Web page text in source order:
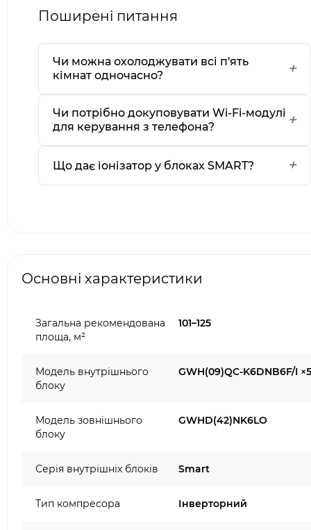
Поширені питання
Чи можна охолоджувати всі п'ять
кімнат одночасно?
Чи потрібно докуповувати Wi-Fi-модулі
для керування з телефона?
Що дає іонізатор у блоках SMART?
Основні характеристики
Загальна рекомендована
площа, м²
101–125
Модель внутрішнього
блоку
GWH(09)QC-K6DNB6F/I ×5
Модель зовнішнього
блоку
GWHD(42)NK6LO
Серія внутрішніх блоків Smart
Тип компресора Інверторний